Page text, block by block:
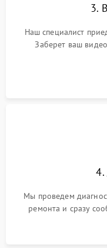
3.
Наш специалист
Заберет ваш
4.
Мы проведем
ремонта и сразу